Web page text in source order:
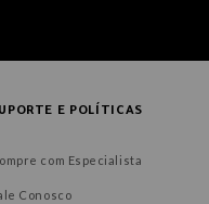
E POLÍTICAS
com Especialista
Conosco